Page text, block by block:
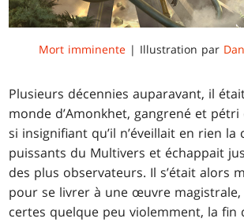
Mort imminente | Illustration par
Plusieurs décennies auparavant, il
monde d’Amonkhet, gangrené et
si insignifiant qu’il n’éveillait en rien la
puissants du Multivers et échappait
des plus observateurs. Il s’était alors
pour se livrer à une œuvre
certes quelque peu violemment, la fin